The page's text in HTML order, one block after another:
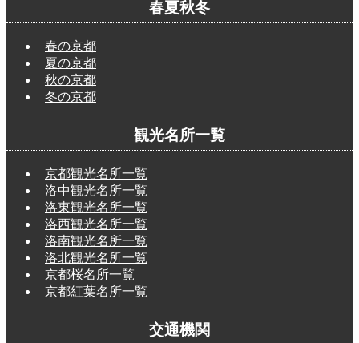
春夏秋冬
春の京都
夏の京都
秋の京都
冬の京都
観光名所一覧
京都観光名所一覧
洛中観光名所一覧
洛東観光名所一覧
洛西観光名所一覧
洛南観光名所一覧
洛北観光名所一覧
京都桜名所一覧
京都紅葉名所一覧
交通機関